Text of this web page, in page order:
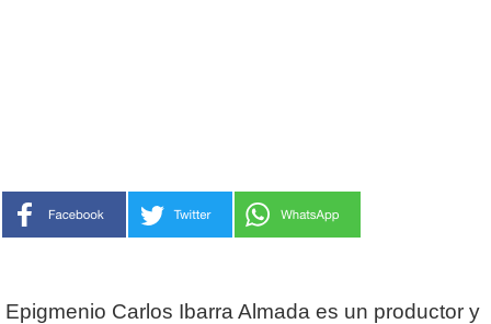
Epigmenio Carlos Ibarra Almada es un productor y